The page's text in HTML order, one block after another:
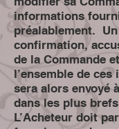
informations
préalablement.
confirmation,
de la Commande
l’ensemble de
sera alors envoyé
dans les plus
L’Acheteur doit